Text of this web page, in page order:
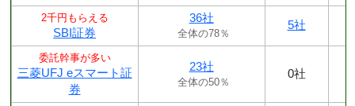
2千円もらえる
SBI証券
36社
全体の78％
5社
委託幹事が多い
三菱UFJ eスマート証
券
23社
全体の50％
0社